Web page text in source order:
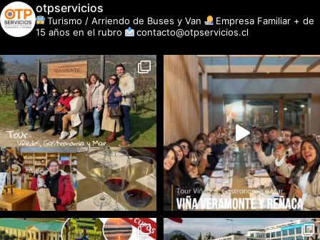
otpservicios
Turismo / Arriendo de Buses y Van
Empresa Familiar + de
15 años en el rubro
contacto@otpservicios.cl